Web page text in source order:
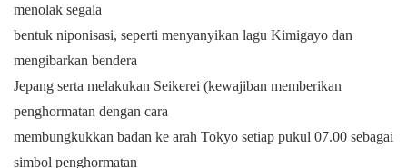
menolak segala
bentuk niponisasi, seperti menyanyikan lagu Kimigayo dan
mengibarkan bendera
Jepang serta melakukan Seikerei (kewajiban memberikan
penghormatan dengan cara
membungkukkan badan ke arah Tokyo setiap pukul 07.00 sebagai
simbol penghormatan